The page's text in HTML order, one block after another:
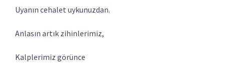
Uyanın cehalet uykunuzdan.
Anlasın artık zihinlerimiz,
Kalplerimiz görünce